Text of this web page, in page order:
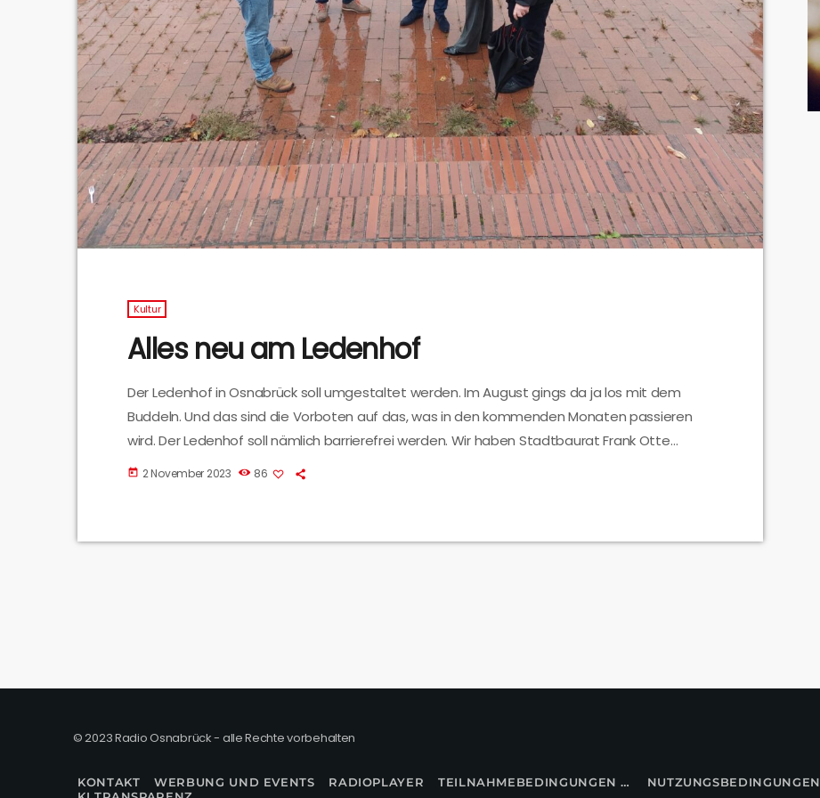
Kultur
Alles neu am Ledenhof
Der Ledenhof in Osnabrück soll umgestaltet werden. Im August gings da ja los mit dem
Buddeln. Und das sind die Vorboten auf das, was in den kommenden Monaten passieren
wird. Der Ledenhof soll nämlich barrierefrei werden. Wir haben Stadtbaurat Frank Otte
getroffen. Er hat uns erzählt, was auf der in die Jahre gekommenen Fläche passieren soll.
today 2 November 2023 86
© 2023 Radio Osnabrück - alle Rechte vorbehalten
KONTAKT WERBUNG UND EVENTS RADIOPLAYER TEILNAHMEBEDINGUNGEN FÜR GEWINNSPIELE NUTZUNGSBEDINGUNGEN